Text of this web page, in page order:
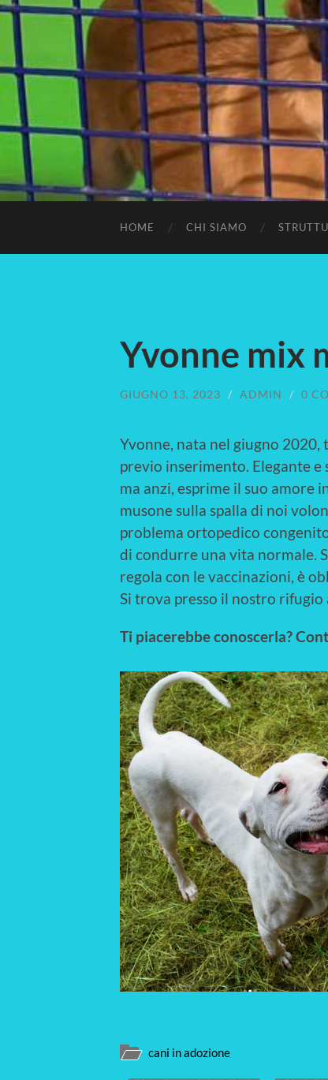
HOME CHI SIAMO
Yvonne mix
GIUGNO 13, 2023 / ADMIN / 0
Yvonne, nata nel giugno
previo inserimento. Elegante e
ma anzi, esprime il suo amore
musone sulla spalla di noi
problema ortopedico
di condurre una vita normale.
regola con le vaccinazioni, è
Si trova presso il nostro rifugio
Ti piacerebbe conoscerla?
cani in adozione